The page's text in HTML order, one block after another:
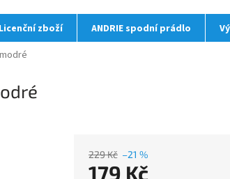
Licenční zboží ANDRIE spodní prádlo
229 Kč –21 %
179 Kč